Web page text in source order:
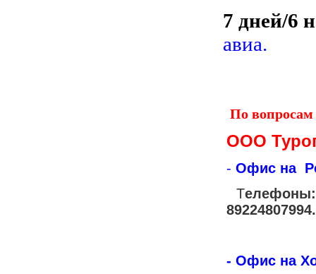
7 дней/6
авиа.
По вопросам
ООО
- Офис на
Т
- Офис на